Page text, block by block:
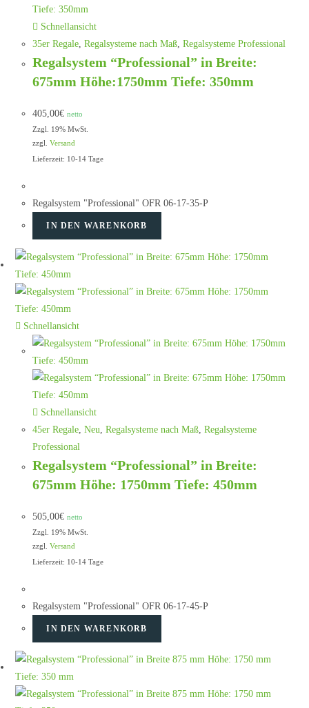
Schnellansicht
35er Regale,Regalsysteme nach Maß,Regalsysteme Professional
Regalsystem “Professional” in Breite:
675mm Höhe:1750mm Tiefe: 350mm
405,00€ netto
Zzgl. 19% MwSt.
zzgl.Versand
Lieferzeit: 10-14 Tage
Regalsystem "Professional" OFR 06-17-35-P
IN DEN WARENKORB
Schnellansicht
Schnellansicht
45er Regale ,Neu ,Regalsysteme nach Maß ,Regalsysteme
Professional
Regalsystem “Professional” in Breite:
675mm Höhe: 1750mm Tiefe: 450mm
505,00€ netto
Zzgl. 19% MwSt.
zzgl.Versand
Lieferzeit: 10-14 Tage
Regalsystem "Professional" OFR 06-17-45-P
IN DEN WARENKORB